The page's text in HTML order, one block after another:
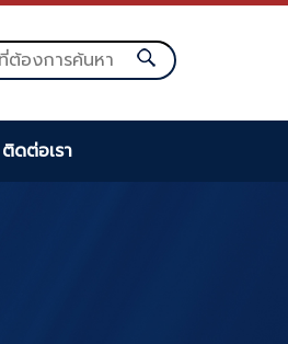
ติดต่อเรา